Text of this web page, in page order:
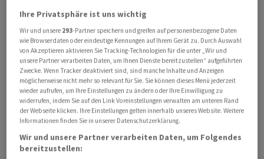
Das vonBoeingumgesetzte Air-Force-One-Programm
könnte sich bis mindestens 2029 weiter verzögern, sagte
ein hochrangiger Regierungsvertreter am Montag.
Grund seien Probleme in der Lieferkette und
veränderte Anforderungen.
Ihre Privatsphäre ist uns wichtig
Wir und unsere 293-Partner speichern und greifen auf personenbezogene Daten
wie Browserdaten oder eindeutige Kennungen auf Ihrem Gerät zu. Durch Auswahl
von Akzeptieren aktivieren Sie Tracking-Technologien für die unter „Wir und
unsere Partner verarbeiten Daten, um Ihnen Dienste bereitzustellen“ aufgeführten
Zwecke. Wenn Tracker deaktiviert sind, sind manche Inhalte und Anzeigen
möglicherweise nicht mehr so relevant für Sie. Sie können dieses Menü jederzeit
wieder aufrufen, um Ihre Einstellungen zu ändern oder Ihre Einwilligung zu
widerrufen, indem Sie auf den Link Voreinstellungen verwalten am unteren Rand
der Webseite klicken. Ihre Einstellungen gelten innerhalb unseres Website. Weitere
Informationen finden Sie in unserer Datenschutzerklärung.
Wir und unsere Partner verarbeiten Daten, um Folgendes
bereitzustellen: